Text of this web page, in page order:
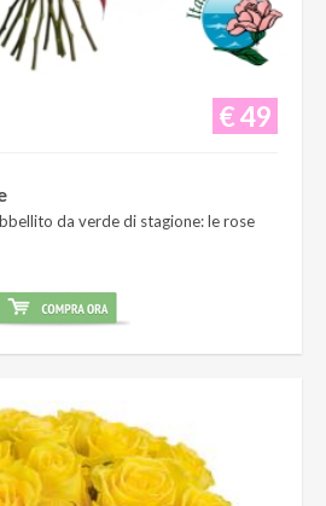
€ 49
da verde di stagione: le rose